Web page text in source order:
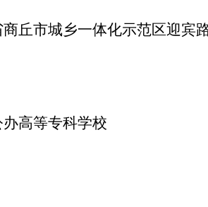
丘市城乡一体化示范区迎宾
高等专科学校